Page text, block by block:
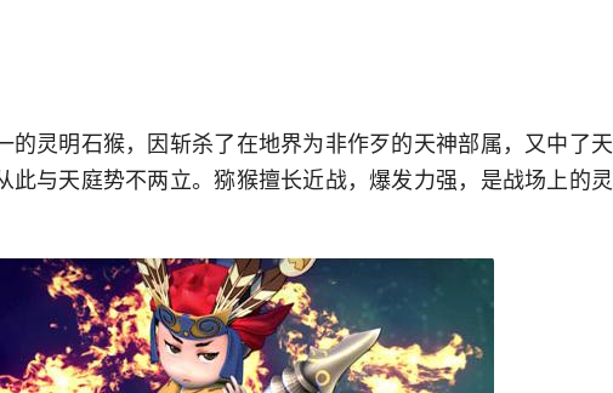
的灵明石猴，因斩杀了在地界为非作歹的天神部属，又中了天
此与天庭势不两立。猕猴擅长近战，爆发力强，是战场上的灵